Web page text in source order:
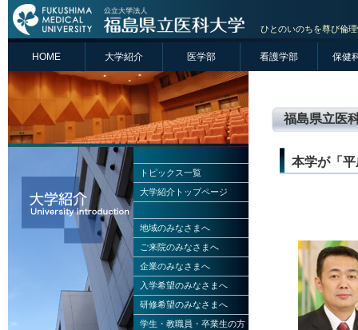
ひとのいのちを尊び倫
HOME 大学紹介 医学部 看護学部 保健
トピックス一覧
大学紹介トップページ
地域のみなさまへ
ご来院のみなさまへ
企業のみなさまへ
入学希望のみなさまへ
研修希望のみなさまへ
学生・教職員・卒業生の方
福島県立医
本学が「